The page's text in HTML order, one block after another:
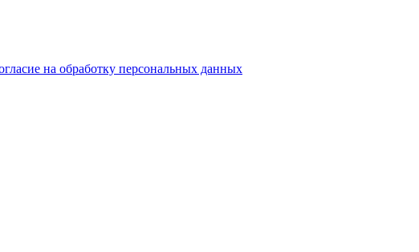
на обработку персональных данных